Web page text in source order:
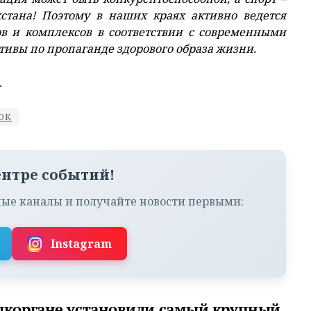
Поэтому в наших краях активно ведется
и комплексов в соответствии с современными
по пропаганде здорового образа жизни.
событий!
каналы и получайте новости первыми:
Instagram